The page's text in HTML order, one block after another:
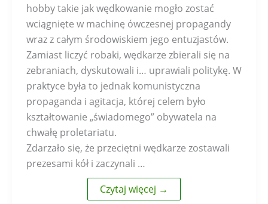
hobby takie jak wędkowanie mogło zostać
wciągnięte w machinę ówczesnej propagandy
wraz z całym środowiskiem jego entuzjastów.
Zamiast liczyć robaki, wędkarze zbierali się na
zebraniach, dyskutowali i… uprawiali politykę. W
praktyce była to jednak komunistyczna
propaganda i agitacja, której celem było
kształtowanie „świadomego” obywatela na
chwałę proletariatu.
Zdarzało się, że przeciętni wędkarze zostawali
prezesami kół i zaczynali …
Czytaj więcej →